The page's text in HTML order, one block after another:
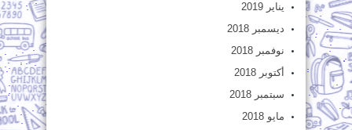
يناير 2019
ديسمبر 2018
نوفمبر 2018
أكتوبر 2018
سبتمبر 2018
مايو 2018